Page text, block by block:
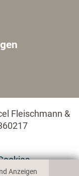
Fleischmann &
Anzeigen